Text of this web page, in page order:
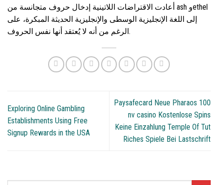
أعادت الاقتراضات اللاتينية إدخال حروف متجانسة من ash وethel
إلى اللغة الإنجليزية الوسطى والإنجليزية الحديثة المبكرة، على
الرغم من أنه لا يُعتقد أنها نفس الحروف.
Exploring Online Gambling
Establishments Using Free
Signup Rewards in the USA
Paysafecard Neue Pharaos 100
nv casino Kostenlose Spins
Keine Einzahlung Temple Of Tut
Riches Spiele Bei Lastschrift